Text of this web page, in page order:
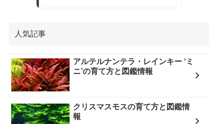
人気記事
アルテルナンテラ・レインキー ‘ミ
ニ’の育て方と図鑑情報
クリスマスモスの育て方と図鑑情
報